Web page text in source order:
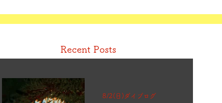
Recent Posts
8/2(日)ダイブログ